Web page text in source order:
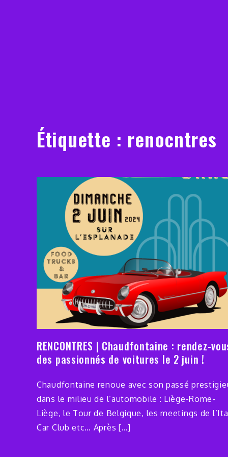
Étiquette : renocntres
RENCONTRES | Chaudfontaine : rendez-
des passionnés de voitures le 2 juin !
Chaudfontaine renoue avec son passé
dans le milieu de l’automobile : Liège-Rome-
Liège, le Tour de Belgique, les meetings de
Car Club etc… Après […]